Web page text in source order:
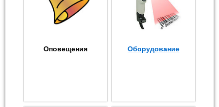
Оповещения Оборудование